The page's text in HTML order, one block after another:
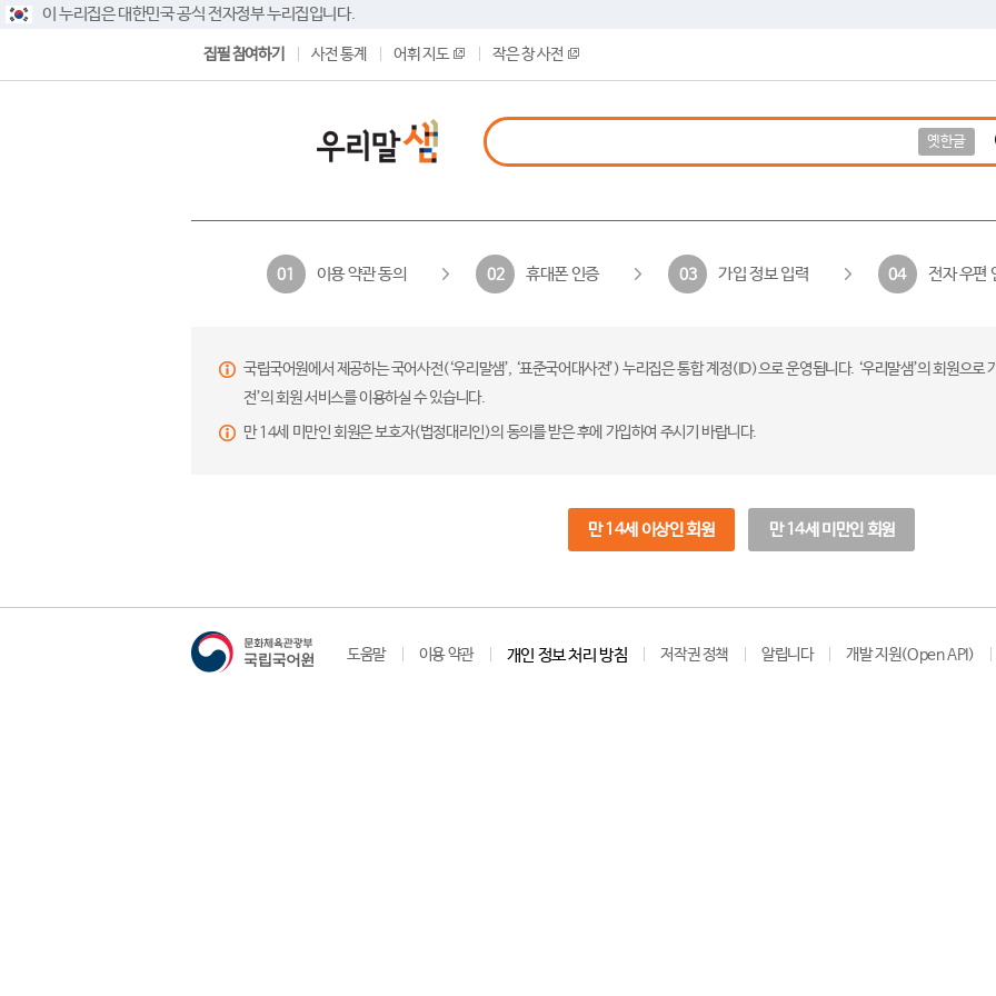
이 누리집은 대한민국 공식 전자정부 누리집입니다.
집필 참여하기 사전 통계 어휘 지도 작은 창 사전
옛한글
01 이용 약관 동의 02 휴대폰 인증 03 가입 정보 입력 04 전자 우편
국립국어원에서 제공하는 국어사전(‘우리말샘’, ‘표준국어대사전’) 누리집은 통합 계정(ID)으로 운영됩니다. ‘우리말샘’의 회원으
전’의 회원 서비스를 이용하실 수 있습니다.
만 14세 미만인 회원은 보호자(법정대리인)의 동의를 받은 후에 가입하여 주시기 바랍니다.
만 14세 이상인 회원 만 14세 미만인 회원
도움말 이용 약관 개인 정보 처리 방침 저작권 정책 알립니다 개발 지원(Open API)